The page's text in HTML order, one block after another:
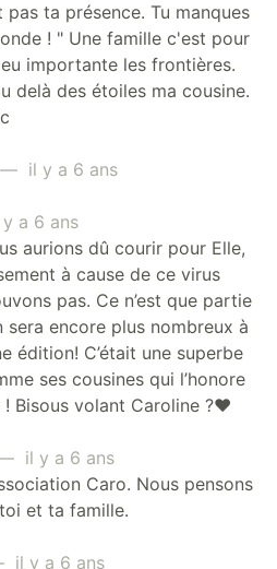
pas ta présence. Tu manques
! " Une famille c'est pour
importante les frontières.
delà des étoiles ma cousine.
— il y a 6 ans
a 6 ans
aurions dû courir pour Elle,
à cause de ce virus
pas. Ce n’est que partie
sera encore plus nombreux à
édition! C’était une superbe
ses cousines qui l’honore
! Bisous volant Caroline ?♥️
il y a 6 ans
Caro. Nous pensons
et ta famille.
il y a 6 ans